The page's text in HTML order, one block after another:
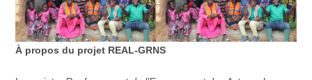
À propos du projet REAL-GRNS